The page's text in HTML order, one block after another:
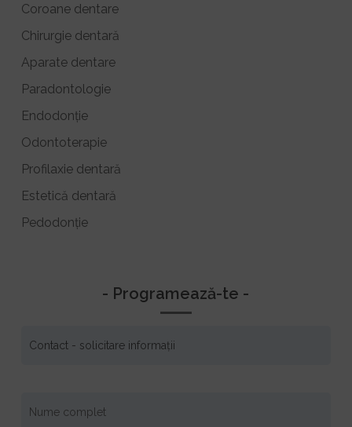
Coroane dentare
Chirurgie dentară
Aparate dentare
Paradontologie
Endodonție
Odontoterapie
Profilaxie dentară
Estetică dentară
Pedodonție
- Programează-te -